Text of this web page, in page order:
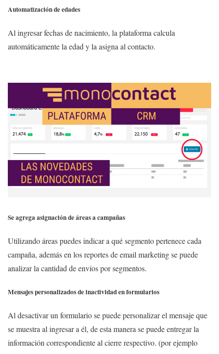
Automatización de edades
Al ingresar fechas de nacimiento, la plataforma calcula
automáticamente la edad y la asigna al contacto.
Se agrega asignación de áreas a campañas
Utilizando áreas puedes indicar a qué segmento pertenece cada
campaña, además en los reportes de email marketing se puede
analizar la cantidad de envíos por segmentos.
Mensajes personalizados de inactividad en formularios
Al desactivar un formulario se puede personalizar el mensaje que
se muestra al ingresar a él, de esta manera se puede entregar la
información correspondiente al cierre respectivo. (por ejemplo